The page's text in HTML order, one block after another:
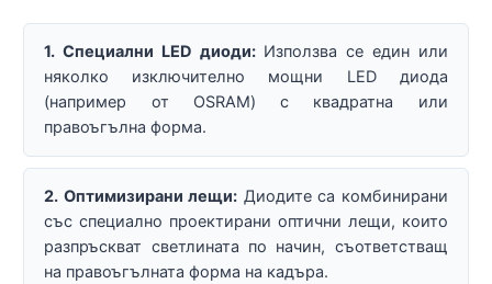
1. Специални LED диоди:Използва се един или
няколко изключително мощни LED диода
(например от OSRAM) с квадратна или
правоъгълна форма.
2. Оптимизирани лещи: Диодите са комбинирани
със специално проектирани оптични лещи, които
разпръскват светлината по начин, съответстващ
на правоъгълната форма на кадъра.